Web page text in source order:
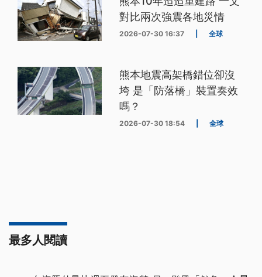
對比兩次強震各地災情
2026-07-30 16:37 全球
熊本地震高架橋錯位卻沒
垮 是「防落橋」裝置奏效
嗎？
2026-07-30 18:54 全球
最多人閱讀